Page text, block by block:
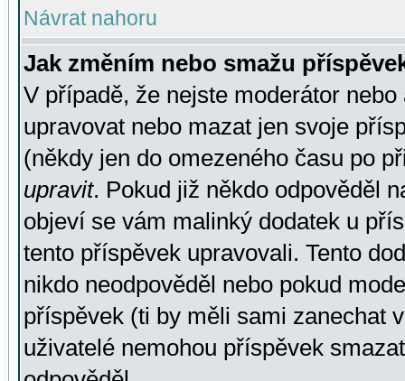
Návrat nahoru
Jak změním nebo smažu
V případě, že nejste moderátor
upravovat nebo mazat jen svoje
(někdy jen do omezeného času po
upravit. Pokud již někdo odpověděl
objeví se vám malinký dodatek u
tento příspěvek upravovali. Tento
nikdo neodpověděl nebo pokud
příspěvek (ti by měli sami zanechat
uživatelé nemohou příspěvek